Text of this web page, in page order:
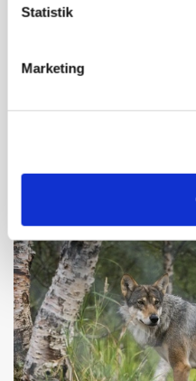
Statistik
Marketing
presset marked for